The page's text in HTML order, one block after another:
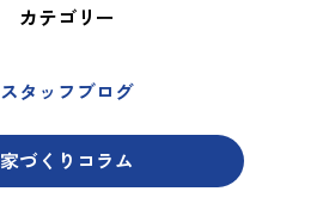
カテゴリー
スタッフブログ
家づくりコラム